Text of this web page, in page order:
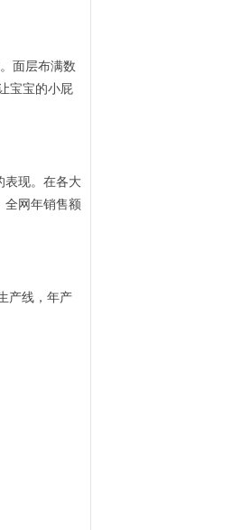
面层布满数
宝宝的小屁
现。在各大
全网年销售额
产线，年产